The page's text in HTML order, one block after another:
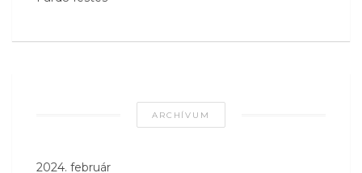
ARCHÍVUM
2024. február